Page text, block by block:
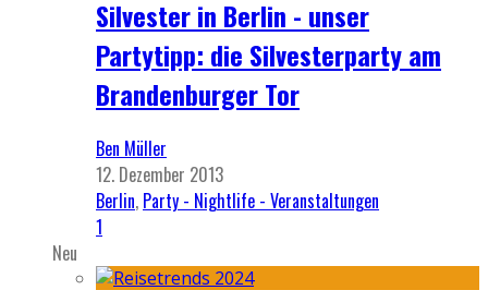
Silvester in Berlin - unser
Partytipp: die Silvesterparty am
Brandenburger Tor
Ben Müller
12. Dezember 2013
Berlin, Party - Nightlife - Veranstaltungen
1
Neu